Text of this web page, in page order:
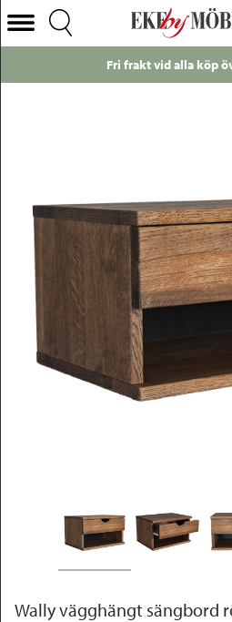
Wally vägghängt sängbord rökt ek
Välj Kategori
Sängar
Förvaring
Inredning
Mattor
Belysning
Utemöbler
vid alla köp över 10 000 kr
Wally vägghängt sängbord